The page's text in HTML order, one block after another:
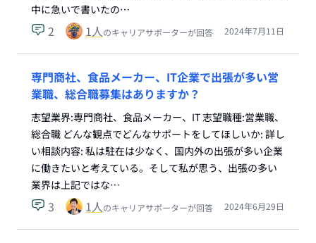
中に急いで書いたの…
2 1人のキャリアサポーターが回答 2024年7月11日
専門商社、食品メーカー、IT企業で出張が多い営
業職、総合職募集はありますか？
志望業界:専門商社、食品メーカー、IT 志望職種:営業職、
総合職 どんな観点でどんなサポートをしてほしいか: 詳し
い相談内容: 私は駐在は少なく、国内外の出張が多い企業
に働きたいと考えている。そして私が思う、出張の多い
業界は上記ではな…
3 1人のキャリアサポーターが回答 2024年6月29日